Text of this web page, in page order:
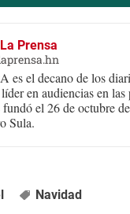
Prensa
es el decano de los
en audiencias en las
el 26 de octubre
Sula.
Navidad